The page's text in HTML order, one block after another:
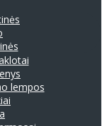
lempos